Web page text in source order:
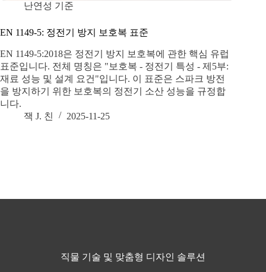
난연성 기준
EN 1149-5: 정전기 방지 보호복 표준
EN 1149-5:2018은 정전기 방지 보호복에 관한 핵심 유럽
표준입니다. 전체 명칭은 "보호복 - 정전기 특성 - 제5부:
재료 성능 및 설계 요건"입니다. 이 표준은 스파크 방전
을 방지하기 위한 보호복의 정전기 소산 성능을 규정합
니다.
잭 J. 친
2025-11-25
직물 기술 및 맞춤형 디자인 솔루션